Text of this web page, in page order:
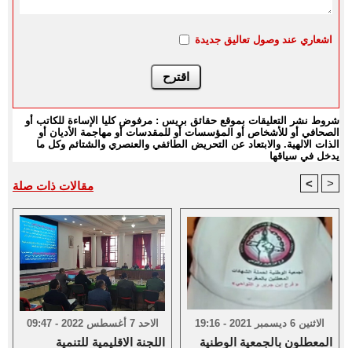
اشعاري عند وصول تعاليق جديدة
شروط نشر التعليقات بموقع حقائق بريس : مرفوض كليا الإساءة للكاتب أو
الصحافي أو للأشخاص أو المؤسسات أو للمقدسات أو مهاجمة الأديان أو
الذات الالهية. والابتعاد عن التحريض الطائفي والعنصري والشتائم وكل ما
يدخل في سياقها
مقالات ذات صلة < >
الاحد 7 أغسطس 2022 - 09:47
اللجنة الاقليمية للتنمية
الاثنين 6 ديسمبر 2021 - 19:16
المعطلون بالجمعية الوطنية